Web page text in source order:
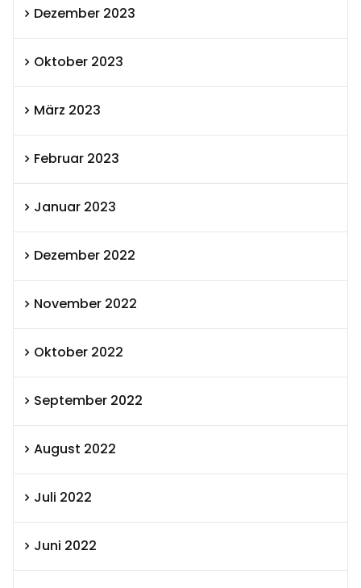
Dezember 2023
Oktober 2023
März 2023
Februar 2023
Januar 2023
Dezember 2022
November 2022
Oktober 2022
September 2022
August 2022
Juli 2022
Juni 2022